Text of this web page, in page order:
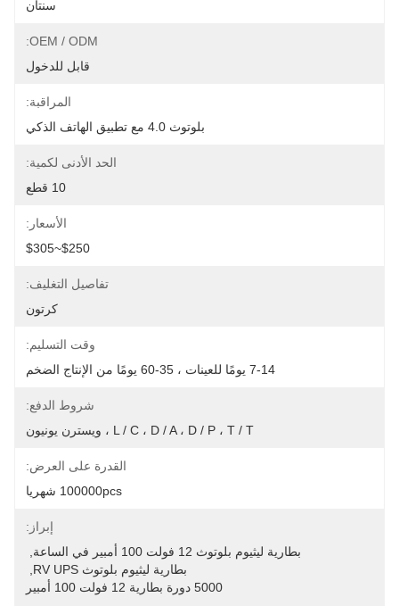
سنتان
OEM / ODM:
قابل للدخول
المراقبة:
بلوتوث 4.0 مع تطبيق الهاتف الذكي
الحد الأدنى لكمية:
10 قطع
الأسعار:
$250~$305
تفاصيل التغليف:
كرتون
وقت التسليم:
7-14 يومًا للعينات ، 35-60 يومًا من الإنتاج الضخم
شروط الدفع:
L / C ، D / A ، D / P ، T / T ، ويسترن يونيون
القدرة على العرض:
100000pcs شهريا
إبراز:
بطارية ليثيوم بلوتوث 12 فولت 100 أمبير في الساعة
بطارية ليثيوم بلوتوث RV UPS
5000 دورة بطارية 12 فولت 100 أمبير